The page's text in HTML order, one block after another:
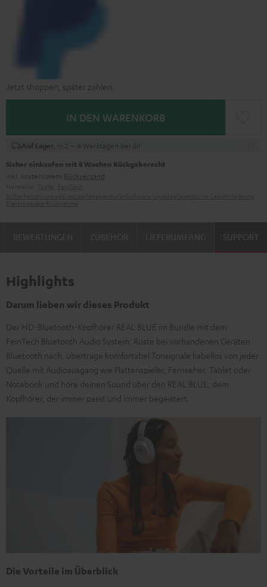
Jetzt shoppen, später zahlen.
IN DEN WARENKORB
Auf Lager , in 2 – 4 Werktagen bei dir
Sicher einkaufen mit 8 Wochen Rückgaberecht
inkl. kostenlosem Rückversand
SUPPORT
Highlights
Darum lieben wir dieses Produkt
Der HD-Bluetooth-Kopfhörer REAL BLUE im Bundle mit dem
FeinTech Bluetooth Audio System: Rüste bei vorhandenen Geräten
Bluetooth nach, übertrage komfortabel Tonsignale kabellos von jeder
Quelle mit Audioausgang wie Plattenspieler, Fernseher, Tablet oder
Notebook und höre deinen Sound über den REAL BLUE, dem
Kopfhörer, der immer passt und immer begeistert.
Die Vorteile im Überblick